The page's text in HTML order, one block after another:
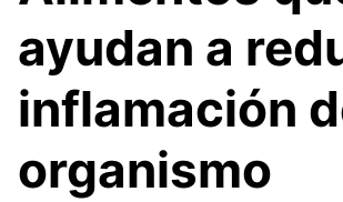
ayudan a
inflamación
organismo